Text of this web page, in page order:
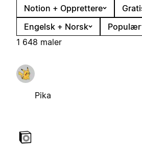
Notion + Opprettere
Engelsk + Norsk
1 648 maler
Pika